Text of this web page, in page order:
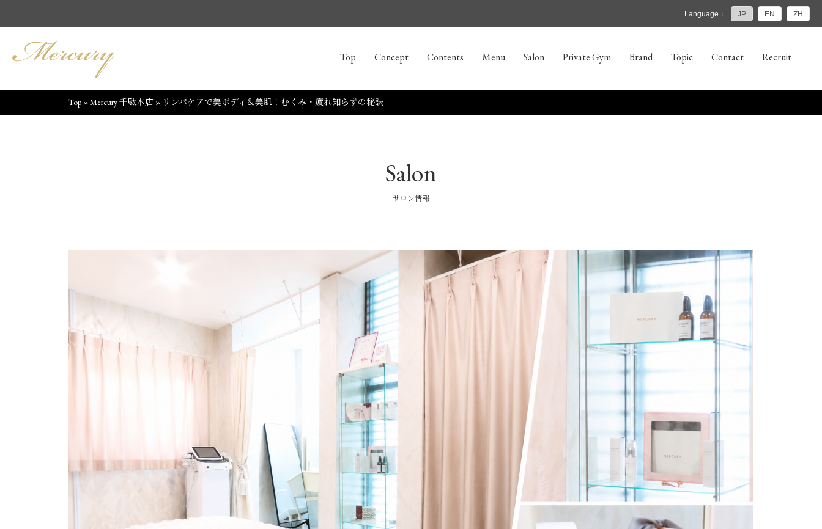
Language： JP EN ZH
Top Concept Contents Menu Salon Private Gym Brand Topic Contact Recruit
Top »Mercury 千駄木店 » リンパケアで美ボディ＆美肌！むくみ・疲れ知らずの秘訣
Salon
サロン情報